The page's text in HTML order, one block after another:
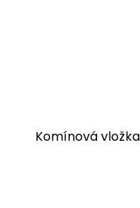
Komínová